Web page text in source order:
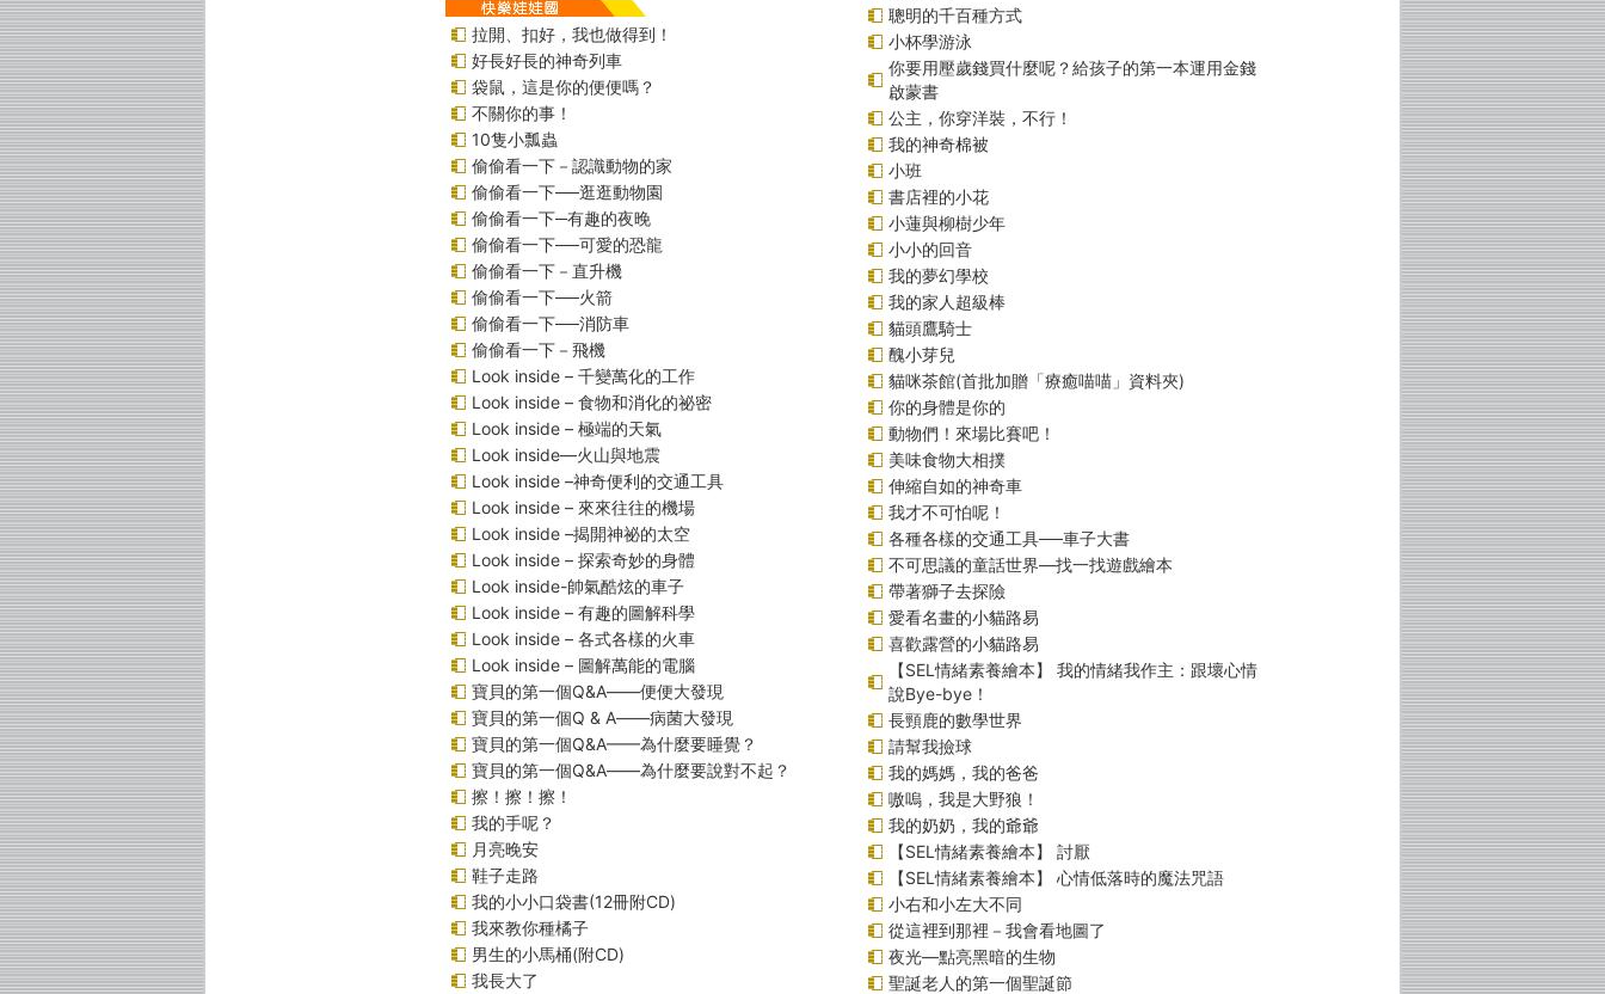
拉開、扣好，我也做得到！
好長好長的神奇列車
袋鼠，這是你的便便嗎？
不關你的事！
10隻小瓢蟲
偷偷看一下－認識動物的家
偷偷看一下──逛逛動物園
偷偷看一下─有趣的夜晚
偷偷看一下──可愛的恐龍
偷偷看一下－直升機
偷偷看一下──火箭
偷偷看一下──消防車
偷偷看一下－飛機
Look inside – 千變萬化的工作
Look inside – 食物和消化的祕密
Look inside – 極端的天氣
Look inside—火山與地震
Look inside –神奇便利的交通工具
Look inside – 來來往往的機場
Look inside –揭開神祕的太空
Look inside – 探索奇妙的身體
Look inside-帥氣酷炫的車子
Look inside – 有趣的圖解科學
Look inside – 各式各樣的火車
Look inside – 圖解萬能的電腦
寶貝的第一個Q&A――便便大發現
寶貝的第一個Q & A――病菌大發現
寶貝的第一個Q&A——為什麼要睡覺？
寶貝的第一個Q&A――為什麼要說對不起？
擦！擦！擦！
我的手呢？
月亮晚安
鞋子走路
我的小小口袋書(12冊附CD)
我來教你種橘子
男生的小馬桶(附CD)
我長大了
聰明的千百種方式
小杯學游泳
你要用壓歲錢買什麼呢？給孩子的第一本運用金錢
啟蒙書
公主，你穿洋裝，不行！
我的神奇棉被
小班
書店裡的小花
小蓮與柳樹少年
小小的回音
我的夢幻學校
我的家人超級棒
貓頭鷹騎士
醜小芽兒
貓咪茶館(首批加贈「療癒喵喵」資料夾)
你的身體是你的
動物們！來場比賽吧！
美味食物大相撲
伸縮自如的神奇車
我才不可怕呢！
各種各樣的交通工具──車子大書
不可思議的童話世界—找一找遊戲繪本
帶著獅子去探險
愛看名畫的小貓路易
喜歡露營的小貓路易
【SEL情緒素養繪本】 我的情緒我作主：跟壞心情
說Bye-bye！
長頸鹿的數學世界
請幫我撿球
我的媽媽，我的爸爸
嗷嗚，我是大野狼！
我的奶奶，我的爺爺
【SEL情緒素養繪本】 討厭
【SEL情緒素養繪本】 心情低落時的魔法咒語
小右和小左大不同
從這裡到那裡－我會看地圖了
夜光—點亮黑暗的生物
聖誕老人的第一個聖誕節